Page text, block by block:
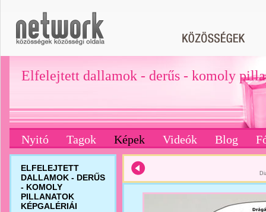
Elfelejtett dallamok - derűs - komoly
Nyitó Tagok Képek Videók Blog
ELFELEJTETT
DALLAMOK - DERŰS
- KOMOLY
PILLANATOK
KÉPGALÉRIÁI